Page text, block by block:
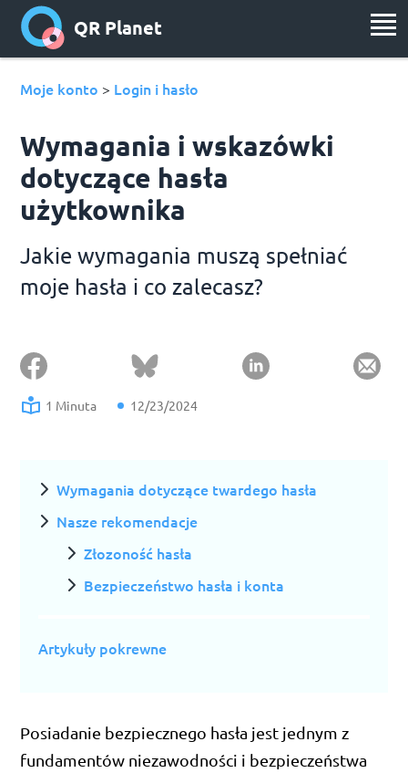
QR Planet
Moje konto > Login i hasło
Wymagania i wskazówki
dotyczące hasła
użytkownika
Jakie wymagania muszą spełniać
moje hasła i co zalecasz?
1 Minuta 12/23/2024
Wymagania dotyczące twardego hasła
Nasze rekomendacje
Złozoność hasła
Bezpieczeństwo hasła i konta
Artykuły pokrewne
Posiadanie bezpiecznego hasła jest jednym z
fundamentów niezawodności i bezpieczeństwa